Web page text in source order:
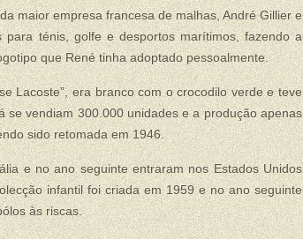
maior empresa francesa de malhas, André Gillier e
ténis, golfe e desportos marítimos, fazendo a
que René tinha adoptado pessoalmente.
Lacoste”, era branco com o crocodilo verde e teve
se vendiam 300.000 unidades e a produção apenas
sido retomada em 1946.
e no ano seguinte entraram nos Estados Unidos
infantil foi criada em 1959 e no ano seguinte
às riscas.